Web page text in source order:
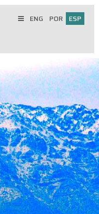
ENG POR ESP